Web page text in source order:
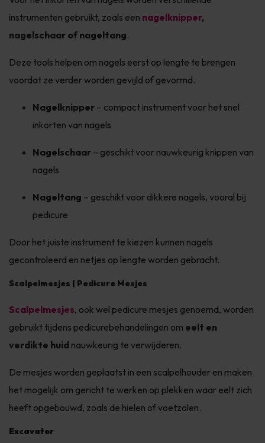
instrumenten gebruikt, zoals een nagelknipper,
nagelschaar of nageltang.
Deze tools helpen om nagels eerst op lengte te brengen
voordat ze verder worden gevijld of gevormd.
Nagelknipper – compact instrument voor het snel
inkorten van nagels
Nagelschaar – geschikt voor nauwkeurig knippen van
nagels
Nageltang – geschikt voor dikkere nagels, vooral bij
pedicure
Door het juiste instrument te kiezen kunnen nagels
gecontroleerd en netjes op lengte worden gebracht.
Scalpelmesjes | Pedicure Mesjes
Scalpelmesjes, ook wel pedicure mesjes genoemd, worden
gebruikt tijdens pedicurebehandelingen om eelt en
verdikte huid nauwkeurig te verwijderen.
De mesjes worden geplaatst in een scalpelhouder en maken
het mogelijk om gericht te werken op plekken waar eelt zich
heeft opgebouwd, zoals de hielen of voetzolen.
Excavator